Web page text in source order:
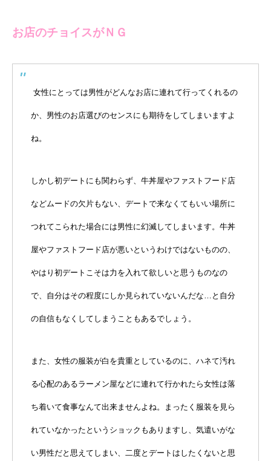
お店のチョイスがＮＧ
女性にとっては男性がどんなお店に連れて行ってくれるの
か、男性のお店選びのセンスにも期待をしてしまいますよ
ね。
しかし初デートにも関わらず、牛丼屋やファストフード店
などムードの欠片もない、デートで来なくてもいい場所に
つれてこられた場合には男性に幻滅してしまいます。牛丼
屋やファストフード店が悪いというわけではないものの、
やはり初デートこそは力を入れて欲しいと思うものなの
で、自分はその程度にしか見られていないんだな…と自分
の自信もなくしてしまうこともあるでしょう。
また、女性の服装が白を貴重としているのに、ハネて汚れ
る心配のあるラーメン屋などに連れて行かれたら女性は落
ち着いて食事なんて出来ませんよね。まったく服装を見ら
れていなかったというショックもありますし、気遣いがな
い男性だと思えてしまい、二度とデートはしたくないと思